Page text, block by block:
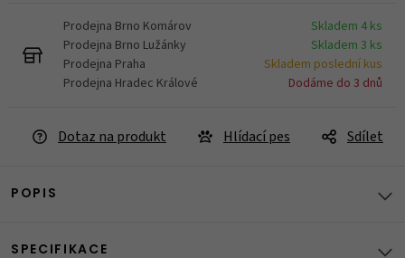
Prodejna Brno Komárov
Skladem 4 ks
Prodejna Brno Lužánky
Skladem 3 ks
Prodejna Praha
Skladem poslední kus
Prodejna Hradec Králové
Dodáme do 3 dnů
Dotaz na produkt Hlídací pes Sdílet
POPIS
SPECIFIKACE